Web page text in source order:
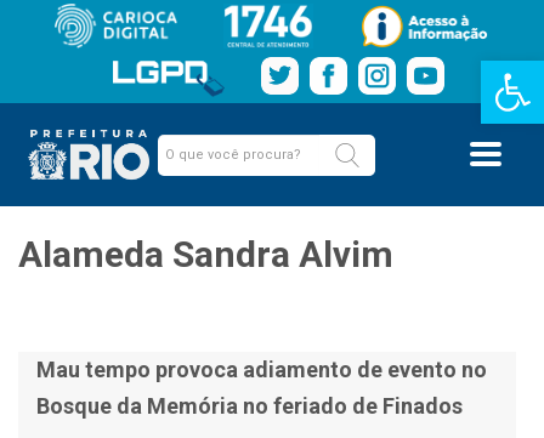
Barra de
Alameda Sandra Alvim
Mau tempo provoca adiamento de evento no
Bosque da Memória no feriado de Finados